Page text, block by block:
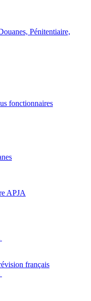
Pénitentiaire,
fonctionnaires
APJA
français